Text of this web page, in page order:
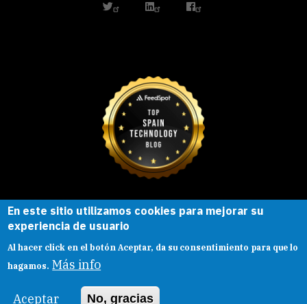
twitterlinkedinfacebook
Esta obra está bajo una
Creative Commons
Reconocimiento-
CompartirIgual |
En este sitio utilizamos cookies para mejorar su
experiencia de usuario
Al hacer click en el botón Aceptar, da su consentimiento para que lo
hagamos. Más info
Aceptar No, gracias